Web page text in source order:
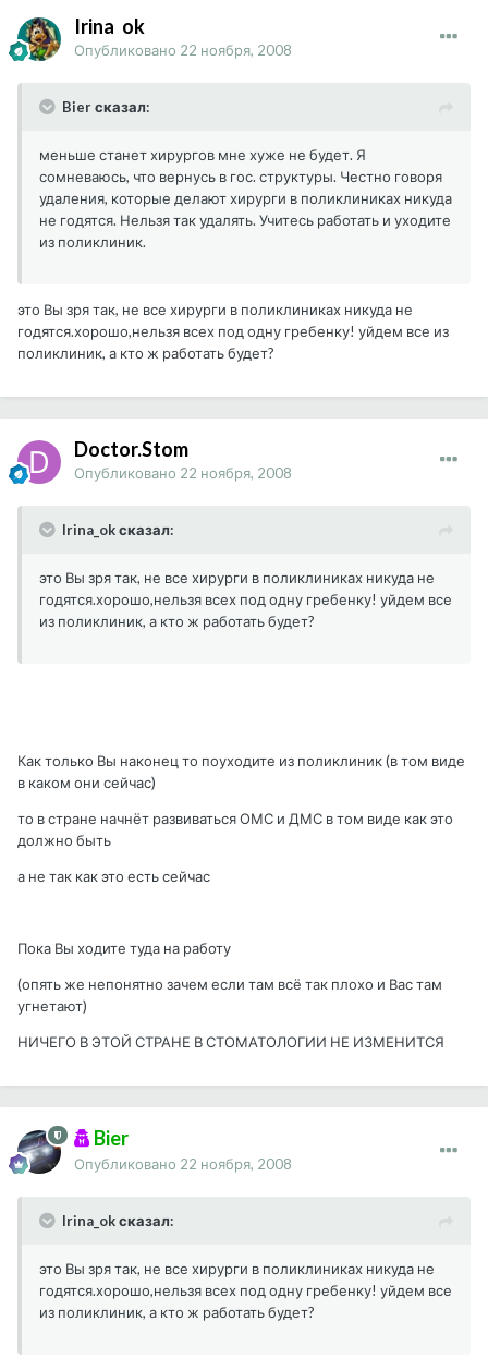
Irina_ok
Опубликовано 22 ноября, 2008
Bier сказал:
меньше станет хирургов мне хуже не будет. Я
сомневаюсь, что вернусь в гос. структуры. Честно говоря
удаления, которые делают хирурги в поликлиниках никуда
не годятся. Нельзя так удалять. Учитесь работать и уходите
из поликлиник.
это Вы зря так, не все хирурги в поликлиниках никуда не
годятся.хорошо,нельзя всех под одну гребенку! уйдем все из
поликлиник, а кто ж работать будет?
Doctor.Stom
Опубликовано 22 ноября, 2008
Irina_ok сказал:
это Вы зря так, не все хирурги в поликлиниках никуда не
годятся.хорошо,нельзя всех под одну гребенку! уйдем все
из поликлиник, а кто ж работать будет?
Как только Вы наконец то поуходите из поликлиник (в том виде
в каком они сейчас)
то в стране начнёт развиваться ОМС и ДМС в том виде как это
должно быть
а не так как это есть сейчас
Пока Вы ходите туда на работу
(опять же непонятно зачем если там всё так плохо и Вас там
угнетают)
НИЧЕГО В ЭТОЙ СТРАНЕ В СТОМАТОЛОГИИ НЕ ИЗМЕНИТСЯ
Bier
Опубликовано 22 ноября, 2008
Irina_ok сказал:
это Вы зря так, не все хирурги в поликлиниках никуда не
годятся.хорошо,нельзя всех под одну гребенку! уйдем все
из поликлиник, а кто ж работать будет?